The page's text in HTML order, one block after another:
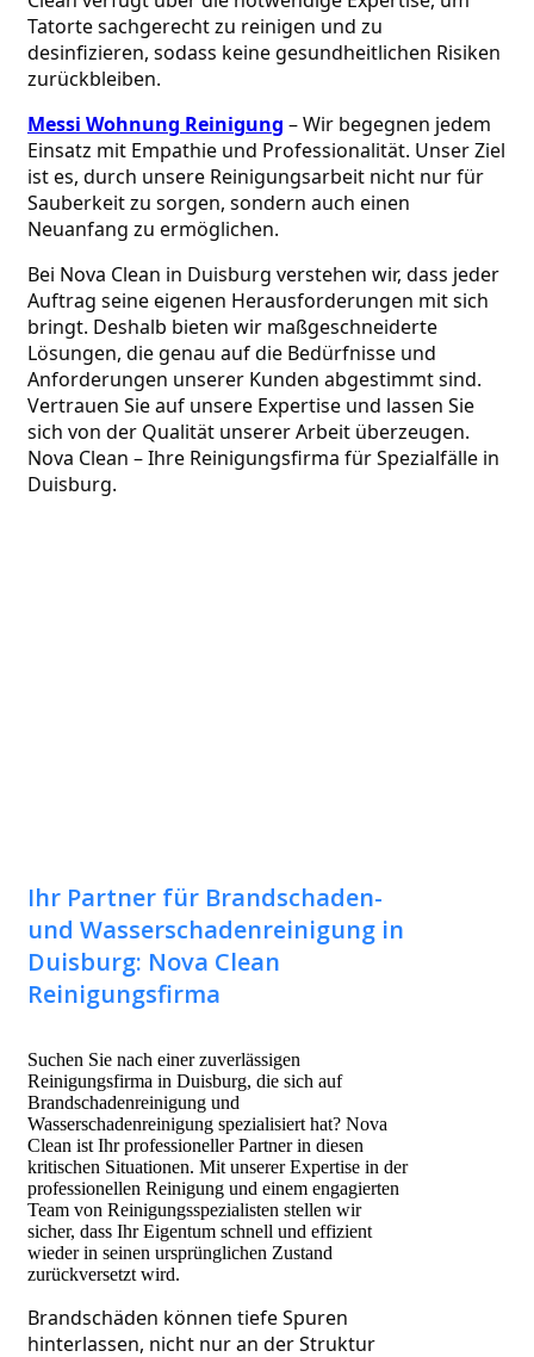
Tatorte sachgerecht zu reinigen und zu
desinfizieren, sodass keine gesundheitlichen Risiken
zurückbleiben.
Messi Wohnung Reinigung – Wir begegnen jedem
Einsatz mit Empathie und Professionalität. Unser Ziel
ist es, durch unsere Reinigungsarbeit nicht nur für
Sauberkeit zu sorgen, sondern auch einen
Neuanfang zu ermöglichen.
Bei Nova Clean in Duisburg verstehen wir, dass jeder
Auftrag seine eigenen Herausforderungen mit sich
bringt. Deshalb bieten wir maßgeschneiderte
Lösungen, die genau auf die Bedürfnisse und
Anforderungen unserer Kunden abgestimmt sind.
Vertrauen Sie auf unsere Expertise und lassen Sie
sich von der Qualität unserer Arbeit überzeugen.
Nova Clean – Ihre Reinigungsfirma für Spezialfälle in
Duisburg.
Ihr Partner für Brandschaden-
und Wasserschadenreinigung in
Duisburg: Nova Clean
Reinigungsfirma
Suchen Sie nach einer zuverlässigen
Reinigungsfirma in Duisburg, die sich auf
Brandschadenreinigung und
Wasserschadenreinigung spezialisiert hat? Nova
Clean ist Ihr professioneller Partner in diesen
kritischen Situationen. Mit unserer Expertise in der
professionellen Reinigung und einem engagierten
Team von Reinigungsspezialisten stellen wir
sicher, dass Ihr Eigentum schnell und effizient
wieder in seinen ursprünglichen Zustand
zurückversetzt wird.
Brandschäden können tiefe Spuren
hinterlassen, nicht nur an der Struktur